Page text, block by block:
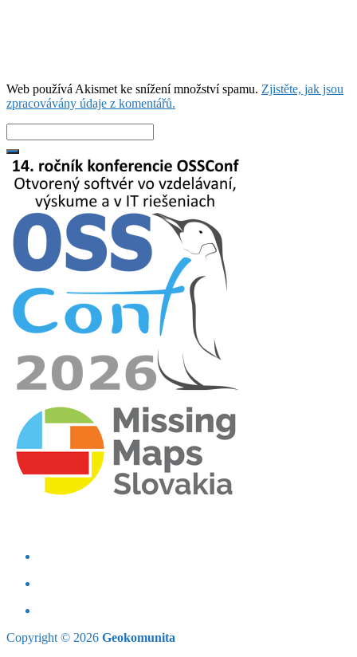
Web používá Akismet ke snížení množství spamu. Zjistěte, jak jsou
zpracovávány údaje z komentářů.
for:
Copyright © 2026 Geokomunita